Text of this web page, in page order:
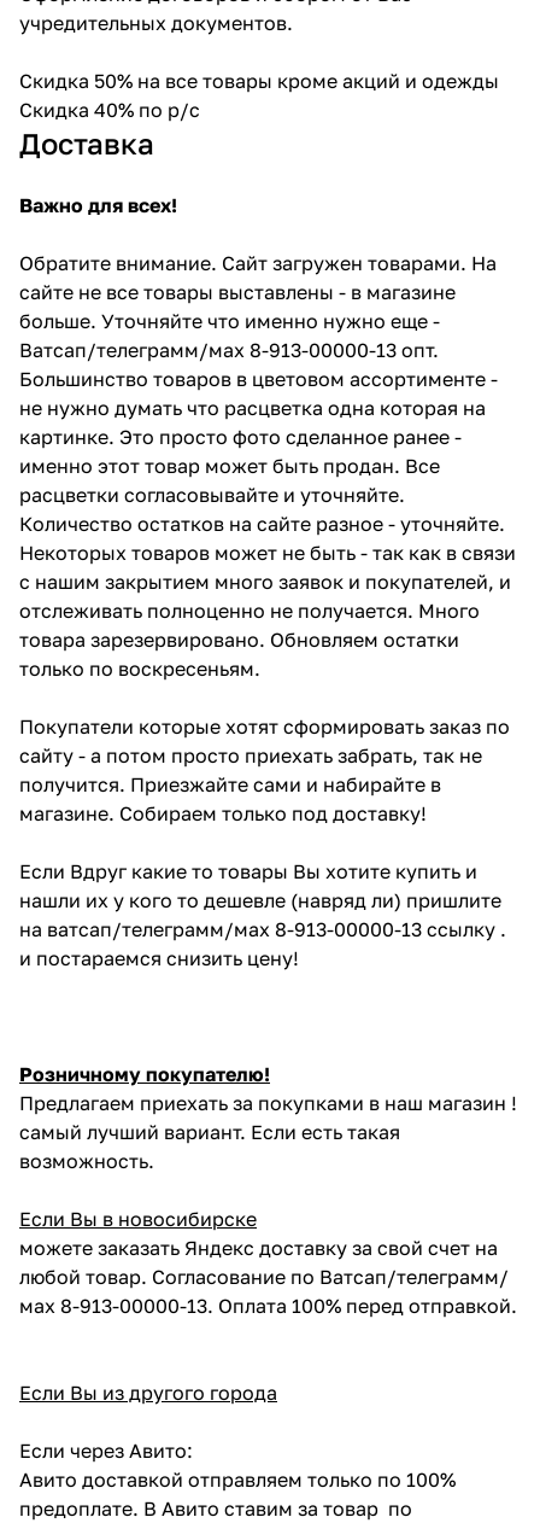
учредительных документов.
Скидка 50% на все товары кроме акций и одежды
Скидка 40% по р/с
Доставка
Важно для всех!
Обратите внимание. Сайт загружен товарами. На
сайте не все товары выставлены - в магазине
больше. Уточняйте что именно нужно еще -
Ватсап/телеграмм/мах 8-913-00000-13 опт.
Большинство товаров в цветовом ассортименте -
не нужно думать что расцветка одна которая на
картинке. Это просто фото сделанное ранее -
именно этот товар может быть продан. Все
расцветки согласовывайте и уточняйте.
Количество остатков на сайте разное - уточняйте.
Некоторых товаров может не быть - так как в связи
с нашим закрытием много заявок и покупателей, и
отслеживать полноценно не получается. Много
товара зарезервировано. Обновляем остатки
только по воскресеньям.
Покупатели которые хотят сформировать заказ по
сайту - а потом просто приехать забрать, так не
получится. Приезжайте сами и набирайте в
магазине. Собираем только под доставку!
Если Вдруг какие то товары Вы хотите купить и
нашли их у кого то дешевле (навряд ли) пришлите
на ватсап/телеграмм/мах 8-913-00000-13 ссылку .
и постараемся снизить цену!
Розничному покупателю!
Предлагаем приехать за покупками в наш магазин !
самый лучший вариант. Если есть такая
возможность.
Если Вы в новосибирске
можете заказать Яндекс доставку за свой счет на
любой товар. Согласование по Ватсап/телеграмм/
мах 8-913-00000-13. Оплата 100% перед отправкой.
Если Вы из другого города
Если через Авито:
Авито доставкой отправляем только по 100%
предоплате. В Авито ставим за товар по